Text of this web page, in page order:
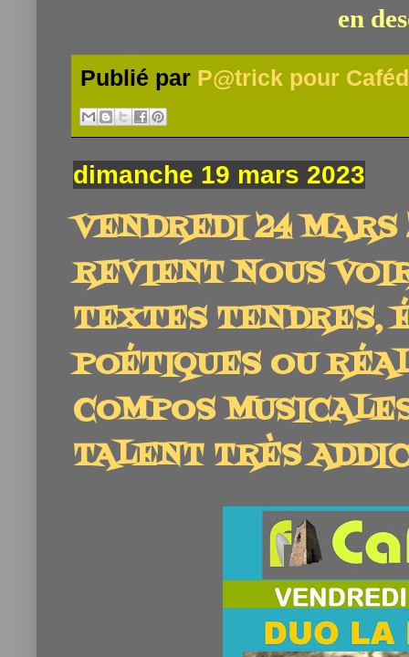
en
Publié par P@trick pour
dimanche 19 mars 2023
VENDREDI 24
REVIENT NOUS
TEXTES TENDRES,
POÉTIQUES OU
COMPOS
TALENT TRÈS